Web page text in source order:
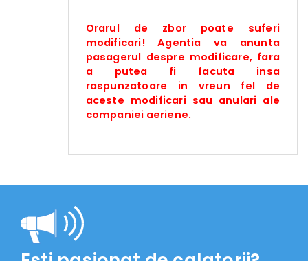
Orarul de zbor poate suferi
modificari! Agentia va anunta
pasagerul despre modificare, fara
a putea fi facuta insa
raspunzatoare in vreun fel de
aceste modificari sau anulari ale
companiei aeriene.